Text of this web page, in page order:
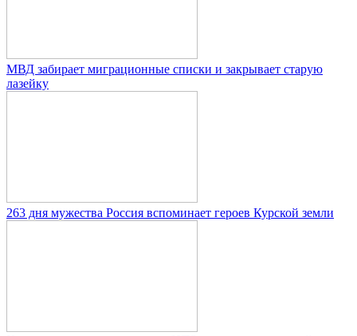
МВД забирает миграционные списки и закрывает старую
лазейку
263 дня мужества Россия вспоминает героев Курской земли